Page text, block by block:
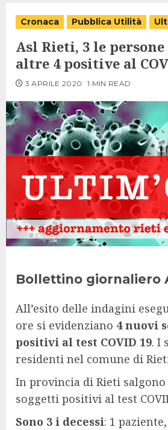
Cronaca Pubblica Utilità
Asl Rieti, 3 le persone
altre 4 positive al
3 APRILE 2020 1 MIN READ
Bollettino giornaliero
All’esito delle indagini
ore si evidenziano 4 nuovi
positivi al test COVID 19. I
residenti nel comune di
In provincia di Rieti
soggetti positivi al test
Sono 3 i decessi: 1